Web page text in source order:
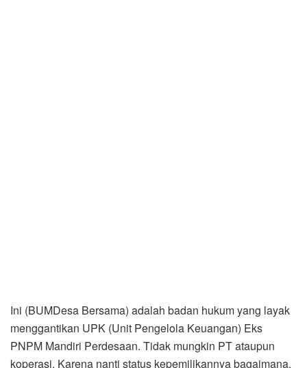
Ini (BUMDesa Bersama) adalah badan hukum yang layak
menggantikan UPK (Unit Pengelola Keuangan) Eks
PNPM Mandiri Perdesaan. Tidak mungkin PT ataupun
koperasi. Karena nanti status kepemilikannya bagaimana,